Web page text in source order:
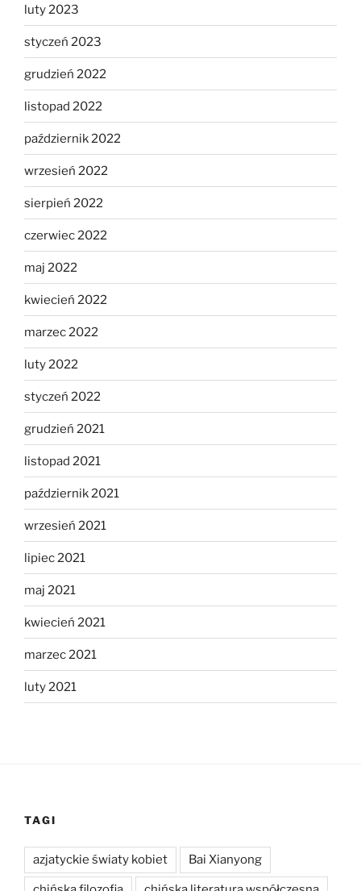
luty 2023
styczeń 2023
grudzień 2022
listopad 2022
październik 2022
wrzesień 2022
sierpień 2022
czerwiec 2022
maj 2022
kwiecień 2022
marzec 2022
luty 2022
styczeń 2022
grudzień 2021
listopad 2021
październik 2021
wrzesień 2021
lipiec 2021
maj 2021
kwiecień 2021
marzec 2021
luty 2021
TAGI
azjatyckie światy kobiet Bai Xianyong